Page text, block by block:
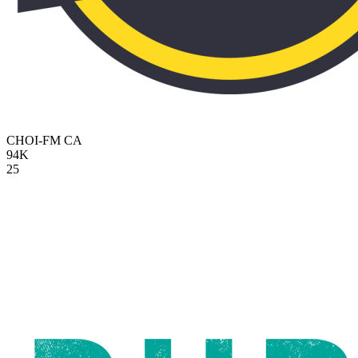
CHOI-FM CA
94K
25